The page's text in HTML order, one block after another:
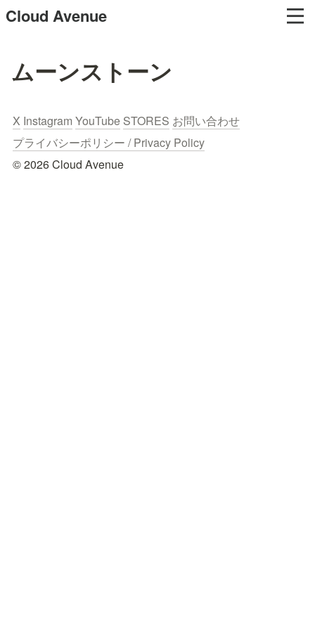
Cloud Avenue
ムーンストーン
X Instagram YouTube STORES お問い合わせ
プライバシーポリシー / Privacy Policy
© 2026 Cloud Avenue